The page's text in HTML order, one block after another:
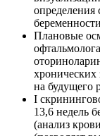
определения
беременности
Плановые
на будущего
I
13,6 недель
(анализ